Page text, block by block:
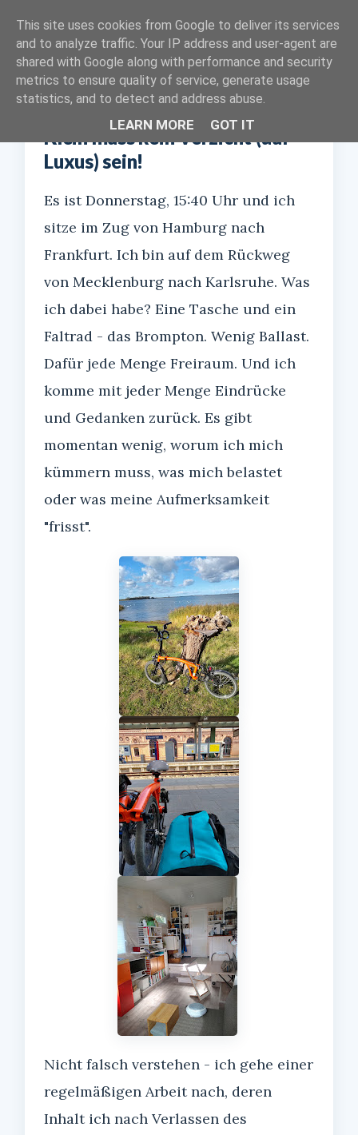
Kleines Gepäck
STARTSEITE ÜBER MICH
Klein muss kein Verzicht (auf
Luxus) sein!
Es ist Donnerstag, 15:40 Uhr und ich
sitze im Zug von Hamburg nach
Frankfurt. Ich bin auf dem Rückweg
von Mecklenburg nach Karlsruhe. Was
ich dabei habe? Eine Tasche und ein
Faltrad - das Brompton. Wenig Ballast.
Dafür jede Menge Freiraum. Und ich
komme mit jeder Menge Eindrücke
und Gedanken zurück. Es gibt
momentan wenig, worum ich mich
kümmern muss, was mich belastet
oder was meine Aufmerksamkeit
"frisst".
Nicht falsch verstehen - ich gehe einer
regelmäßigen Arbeit nach, deren
Inhalt ich nach Verlassen des
This site uses cookies from Google to deliver its services
and to analyze traffic. Your IP address and user-agent are
shared with Google along with performance and security
metrics to ensure quality of service, generate usage
statistics, and to detect and address abuse.
LEARN MORE GOT IT